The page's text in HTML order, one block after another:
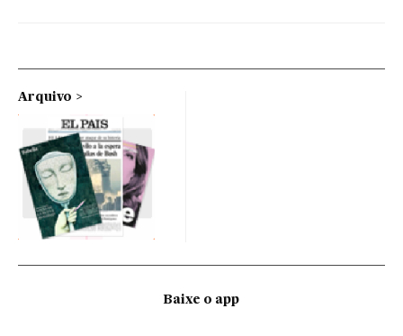
Arquivo
Baixe o app